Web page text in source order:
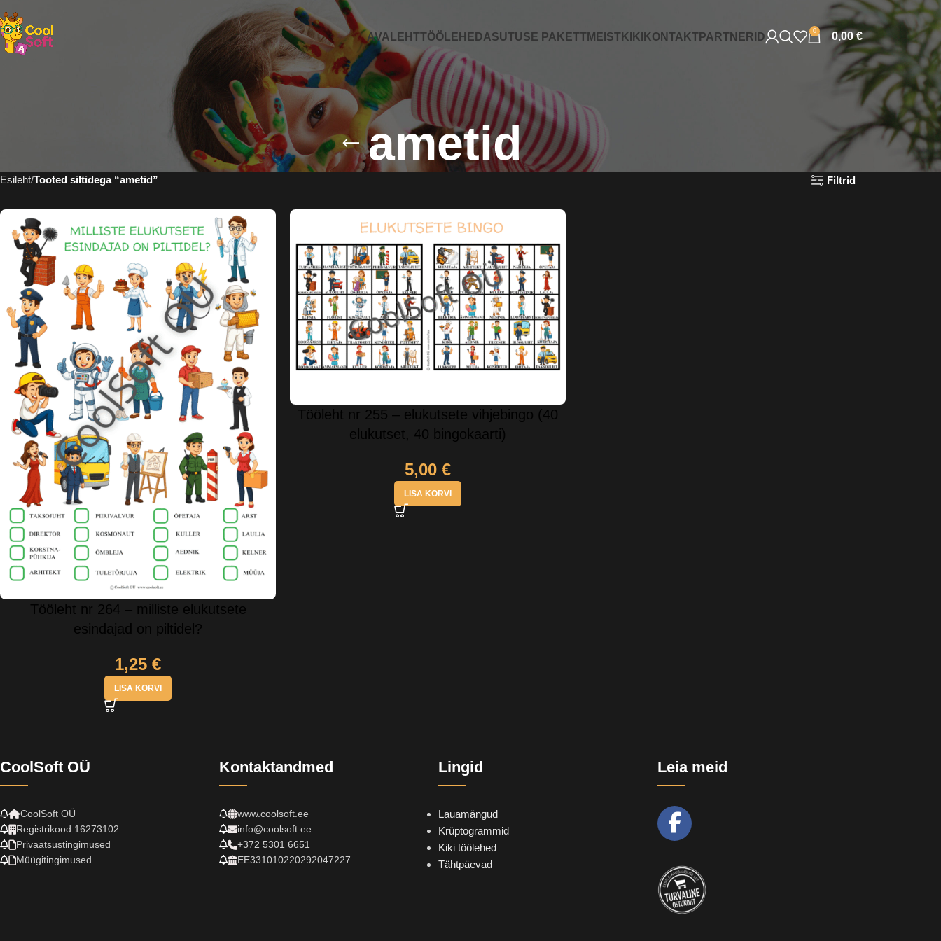
AVALEHTTÖÖLEHEDASUTUSE PAKETTMEISTKIKI KONTAKTPARTNERID 0 0,00€
ametid
Esileht Tooted siltidega “ametid” Filtrid
Tööleht nr 264 – milliste elukutsete
esindajad on piltidel?
1,25 €
LISA KORVI
Tööleht nr 255 – elukutsete vihjebingo (40
elukutset, 40 bingokaarti)
5,00 €
LISA KORVI
CoolSoft OÜ
CoolSoft OÜ
Registrikood 16273102
Privaatsustingimused
Müügitingimused
Kontaktandmed
www.coolsoft.ee
info@coolsoft.ee
+372 5301 6651
EE331010220292047227
Lingid
Lauamängud
Krüptogrammid
Kiki töölehed
Tähtpäevad
Leia meid